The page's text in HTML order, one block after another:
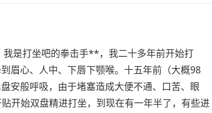
是打坐吧的拳击手**，我二十多年前开始打
眉心、人中、下唇下颚喉。十五年前（大概98
安般呼吸，由于堵塞造成大便不通、口苦、眼
开始双盘精进打坐，到现在有一年半了，有些进